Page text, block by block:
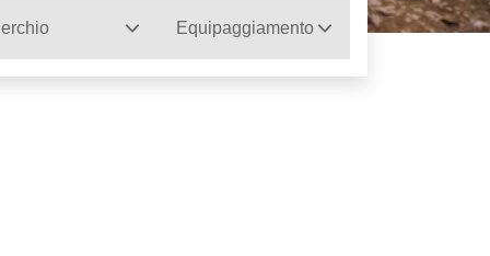
Equipaggiamento